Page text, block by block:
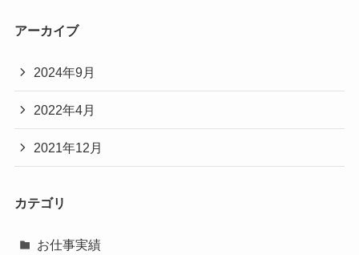
アーカイブ
2024年9月
2022年4月
2021年12月
カテゴリ
お仕事実績